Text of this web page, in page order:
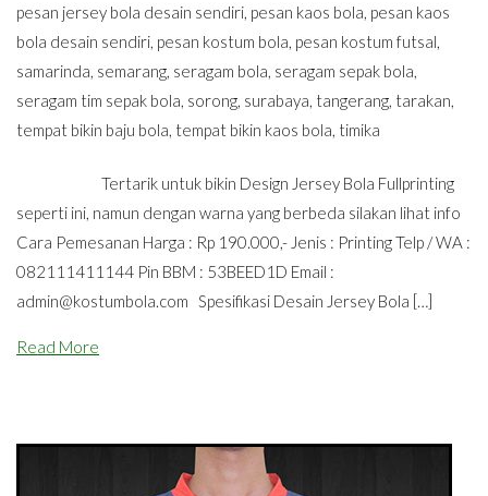
pesan jersey bola desain sendiri, pesan kaos bola, pesan kaos
bola desain sendiri, pesan kostum bola, pesan kostum futsal,
samarinda, semarang, seragam bola, seragam sepak bola,
seragam tim sepak bola, sorong, surabaya, tangerang, tarakan,
tempat bikin baju bola, tempat bikin kaos bola, timika
Tertarik untuk bikin Design Jersey Bola Fullprinting
seperti ini, namun dengan warna yang berbeda silakan lihat info
Cara Pemesanan Harga : Rp 190.000,- Jenis : Printing Telp / WA :
082111411144 Pin BBM : 53BEED1D Email :
admin@kostumbola.com Spesifikasi Desain Jersey Bola […]
Read More